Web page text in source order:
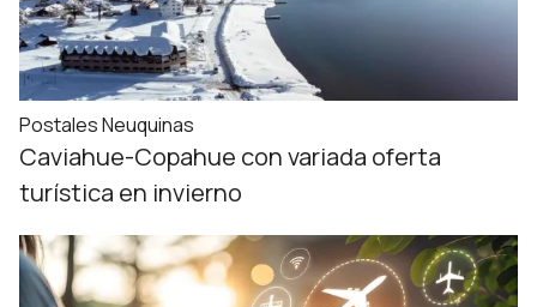
Postales Neuquinas
Caviahue-Copahue con variada oferta
turística en invierno